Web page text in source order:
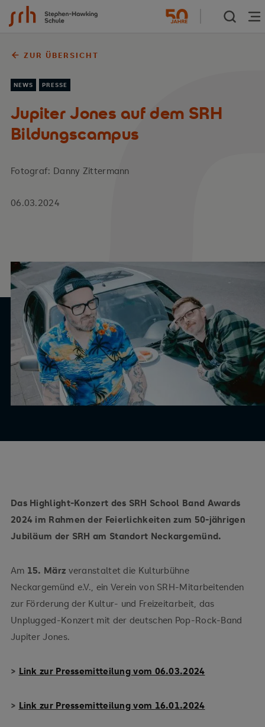
Zum Inhalt springen
ZUR ÜBERSICHT
NEWS PRESSE
Jupiter Jones auf dem SRH
Bildungscampus
06.03.2024
Fotograf: Danny Zittermann
Das Highlight-Konzert des SRH School Band Awards
2024 im Rahmen der Feierlichkeiten zum 50-jährigen
Jubiläum der SRH am Standort Neckargemünd.
Am 15. März veranstaltet die Kulturbühne
Neckargemünd e.V., ein Verein von SRH-Mitarbeitenden
zur Förderung der Kultur- und Freizeitarbeit, das
Unplugged-Konzert mit der deutschen Pop-Rock-Band
Jupiter Jones.
> Link zur Pressemitteilung vom 06.03.2024
> Link zur Pressemitteilung vom 16.01.2024